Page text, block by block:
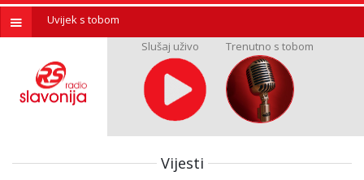
Uvijek s tobom
Slušaj uživo
Trenutno s tobom
Vijesti